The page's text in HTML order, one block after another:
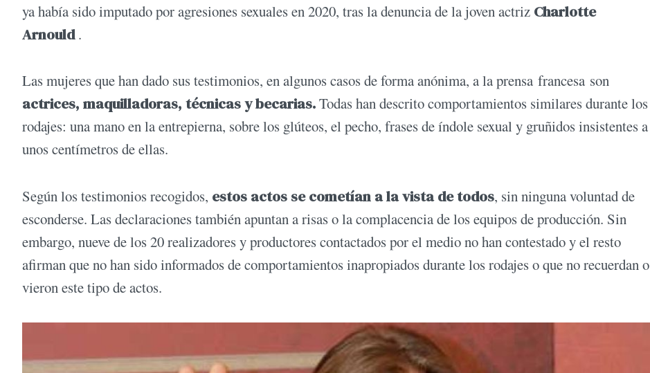
ya había sido imputado por agresiones sexuales en 2020, tras la denuncia de la joven actriz Charlotte
Arnould.
Las mujeres que han dado sus testimonios, en algunos casos de forma anónima, a la prensa francesa son
actrices, maquilladoras, técnicas y becarias.Todas han descrito comportamientos similares durante los
rodajes: una mano en la entrepierna, sobre los glúteos, el pecho, frases de índole sexual y gruñidos insistentes a
unos centímetros de ellas.
Según los testimonios recogidos, estos actos se cometían a la vista de todos, sin ninguna voluntad de
esconderse. Las declaraciones también apuntan a risas o la complacencia de los equipos de producción. Sin
embargo, nueve de los 20 realizadores y productores contactados por el medio no han contestado y el resto
afirman que no han sido informados de comportamientos inapropiados durante los rodajes o que no recuerdan o
vieron este tipo de actos.